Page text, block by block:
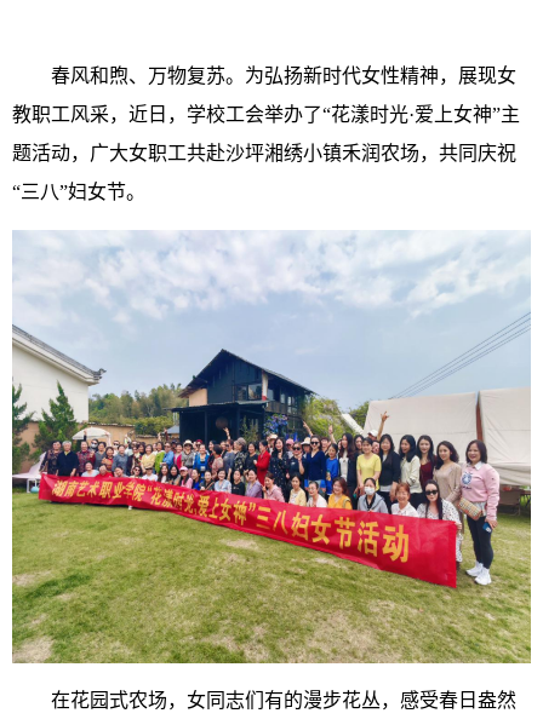
春风和煦、万物复苏。为弘扬新时代女性精神，展现女
教职工风采，近日，学校工会举办了“花漾时光·爱上女神”主
题活动，广大女职工共赴沙坪湘绣小镇禾润农场，共同庆祝
“三八”妇女节。
在花园式农场，女同志们有的漫步花丛，感受春日盎然